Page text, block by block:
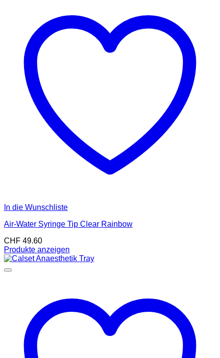
In die Wunschliste
Air-Water Syringe Tip Clear Rainbow
CHF 49.60
Produkte anzeigen